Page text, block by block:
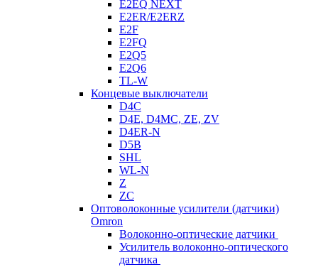
E2EQ NEXT
E2ER/E2ERZ
E2F
E2FQ
E2Q5
E2Q6
TL-W
Концевые выключатели
D4C
D4E, D4MC, ZE, ZV
D4ER-N
D5B
SHL
WL-N
Z
ZC
Оптоволоконные усилители (датчики)
Omron
Волоконно-оптические датчики
Усилитель волоконно-оптического
датчика